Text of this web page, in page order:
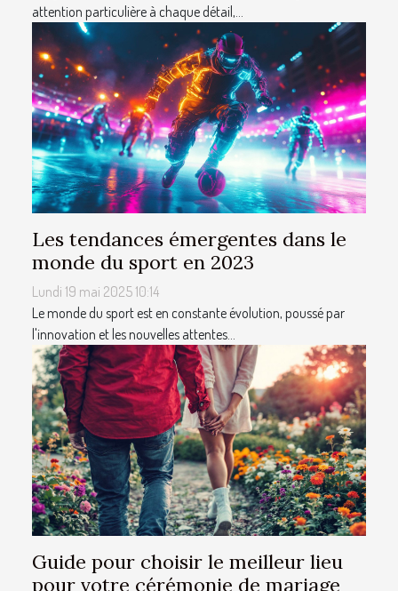
attention particulière à chaque détail,...
Les tendances émergentes dans le
monde du sport en 2023
Lundi 19 mai 2025 10:14
Le monde du sport est en constante évolution, poussé par
l'innovation et les nouvelles attentes...
Guide pour choisir le meilleur lieu
pour votre cérémonie de mariage